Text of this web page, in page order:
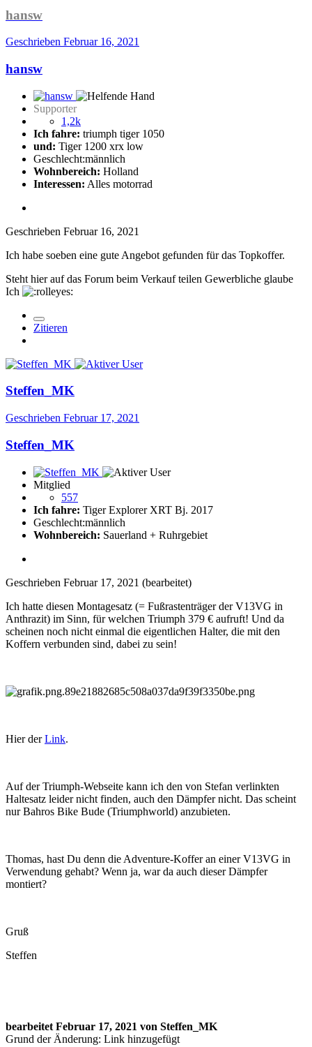
hansw
Geschrieben Februar 16, 2021
hansw
Supporter
1,2k
Ich fahre: triumph tiger 1050
und: Tiger 1200 xrx low
Geschlecht:männlich
Wohnbereich: Holland
Interessen: Alles motorrad
Geschrieben Februar 16, 2021
Ich habe soeben eine gute Angebot gefunden für das Topkoffer.
Steht hier auf das Forum beim Verkauf teilen Gewerbliche glaube
Ich
Zitieren
Steffen_MK
Geschrieben Februar 17, 2021
Steffen_MK
Mitglied
557
Ich fahre: Tiger Explorer XRT Bj. 2017
Geschlecht:männlich
Wohnbereich: Sauerland + Ruhrgebiet
Geschrieben Februar 17, 2021 (bearbeitet)
Ich hatte diesen Montagesatz (= Fußrastenträger der V13VG in
Anthrazit) im Sinn, für welchen Triumph 379 € aufruft! Und da
scheinen noch nicht einmal die eigentlichen Halter, die mit den
Koffern verbunden sind, dabei zu sein!
Hier derLink.
Auf der Triumph-Webseite kann ich den von Stefan verlinkten
Haltesatz leider nicht finden, auch den Dämpfer nicht. Das scheint
nur Bahros Bike Bude (Triumphworld) anzubieten.
Thomas, hast Du denn die Adventure-Koffer an einer V13VG in
Verwendung gehabt? Wenn ja, war da auch dieser Dämpfer
montiert?
Gruß
Steffen
bearbeitet Februar 17, 2021 von Steffen_MK
Grund der Änderung: Link hinzugefügt